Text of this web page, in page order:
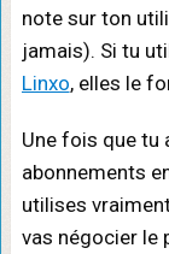
note sur ton
jamais). Si tu
Linxo, elles le
Une fois que tu
abonnements
utilises
vas négocier le